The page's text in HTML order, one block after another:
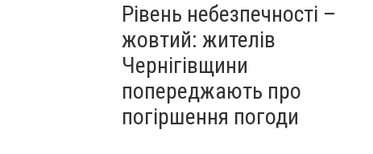
Рівень небезпечності –
жовтий: жителів
Чернігівщини
попереджають про
погіршення погоди